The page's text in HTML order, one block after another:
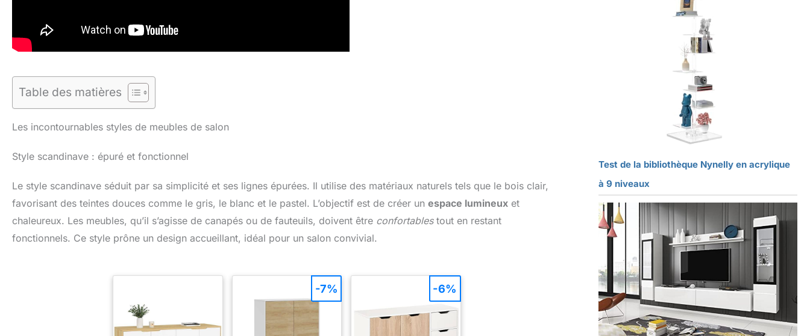
Table des matières
Les incontournables styles de meubles de salon
Style scandinave : épuré et fonctionnel
Le style scandinave séduit par sa simplicité et ses lignes épurées. Il utilise des matériaux naturels tels que le bois clair,
favorisant des teintes douces comme le gris, le blanc et le pastel. L’objectif est de créer un espace lumineux et
chaleureux. Les meubles, qu’il s’agisse de canapés ou de fauteuils, doivent être confortablestout en restant
fonctionnels. Ce style prône un design accueillant, idéal pour un salon convivial.
-7% -6%
Test de la bibliothèque Nynelly en acrylique
à 9 niveaux